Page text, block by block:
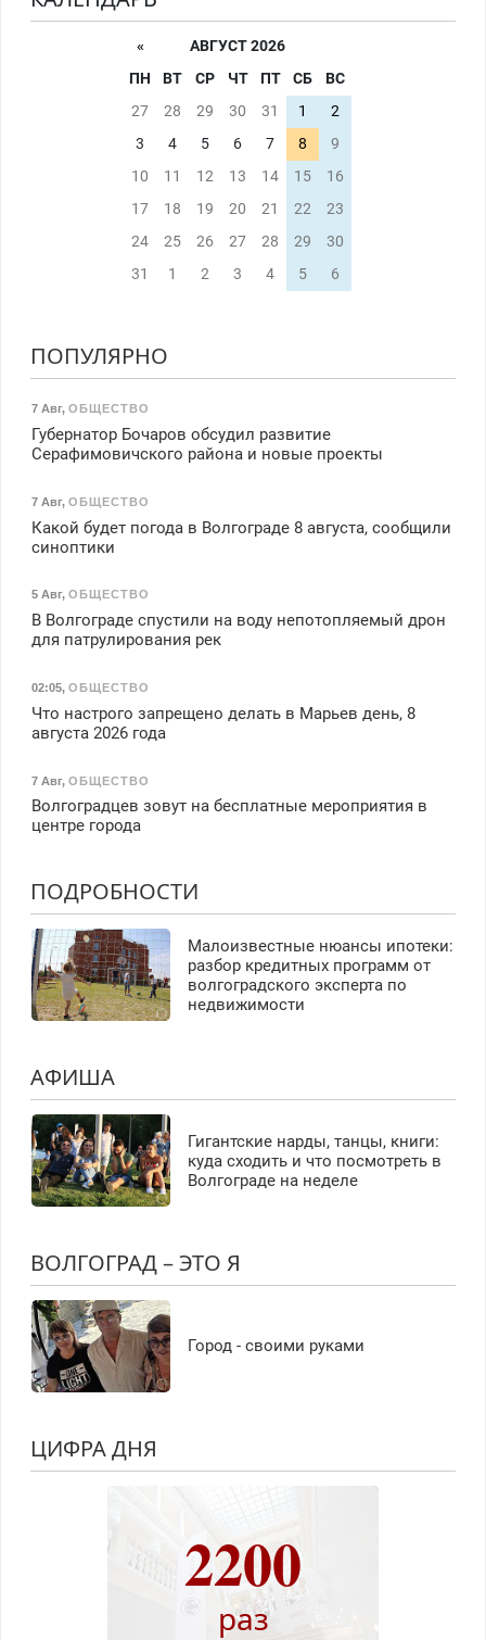
«
АВГУСТ 2026
ПН
ВТ СР ЧТ ПТ СБ
ВС
27
28 29 30 31 1
2
3
4 5 6 7 8
9
10
11 12 13 14 15
16
17
18 19 20 21 22
23
24
25 26 27 28 29
30
31
1 2 3 4 5 6
ПОПУЛЯРНО
7 Авг, ОБЩЕСТВО
Губернатор Бочаров обсудил развитие
Серафимовичского района и новые проекты
7 Авг, ОБЩЕСТВО
Какой будет погода в Волгограде 8 августа, сообщили
синоптики
5 Авг, ОБЩЕСТВО
В Волгограде спустили на воду непотопляемый дрон
для патрулирования рек
02:05, ОБЩЕСТВО
Что настрого запрещено делать в Марьев день, 8
августа 2026 года
7 Авг, ОБЩЕСТВО
Волгоградцев зовут на бесплатные мероприятия в
центре города
ПОДРОБНОСТИ
Малоизвестные нюансы ипотеки:
разбор кредитных программ от
волгоградского эксперта по
недвижимости
АФИША
Гигантские нарды, танцы, книги:
куда сходить и что посмотреть в
Волгограде на неделе
ВОЛГОГРАД – ЭТО Я
Город - своими руками
ЦИФРА ДНЯ
2200
раз